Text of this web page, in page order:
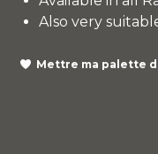
Also very
Mettre ma palette